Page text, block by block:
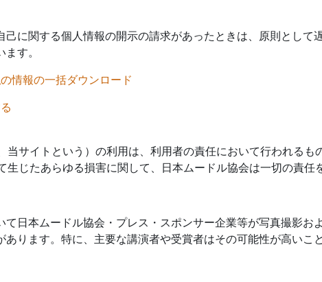
に関する個人情報の開示の請求があったときは、原則とし
す。
情報の一括ダウンロード
当サイトという）の利用は、利用者の責任において行われる
じたあらゆる損害に関して、日本ムードル協会は一切の責任
日本ムードル協会・プレス・スポンサー企業等が写真撮影
ります。特に、主要な講演者や受賞者はその可能性が高いこ